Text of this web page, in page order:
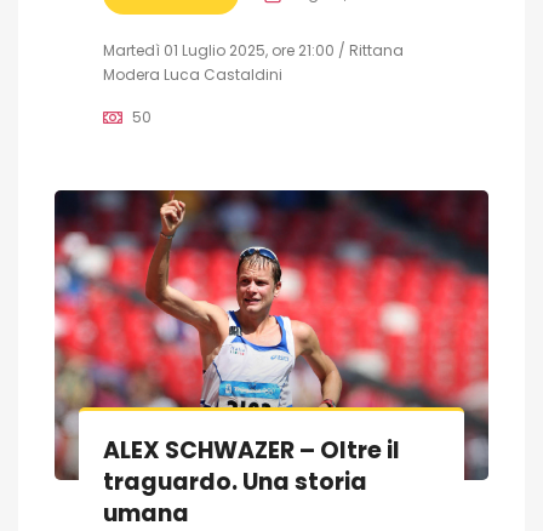
Martedì 01 Luglio 2025, ore 21:00 / Rittana
Modera Luca Castaldini
50
ALEX SCHWAZER – Oltre il
traguardo. Una storia
umana